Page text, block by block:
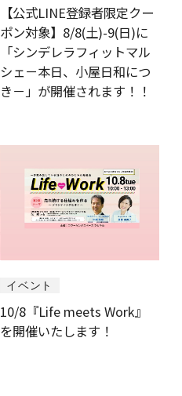
【公式LINE登録者限定クー
ポン対象】8/8(土)-9(日)に
「シンデレラフィットマル
シェ－本日、小屋日和につ
き－」が開催されます！！
イベント
10/8『Life meets Work』
を開催いたします！